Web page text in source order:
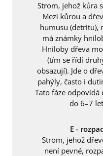
Strom, jehož kůra
Mezi kůrou a
humusu (detritu),
má známky
Hniloby dřeva
(tím se řídí
obsazují). Jde o
pahýly, často i
Tato fáze odpovídá
do 6–7
E -
Strom, jehož
není pevné,